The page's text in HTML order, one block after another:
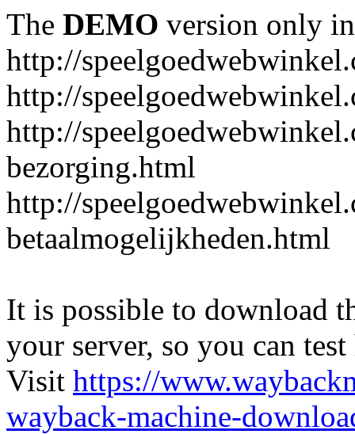
The DEMO version only
http://
http://
http://
bezorging.html
http://
betaalmogelijkheden.html
It is possible to download
your server, so you can
Visit https://
wayback-machine-